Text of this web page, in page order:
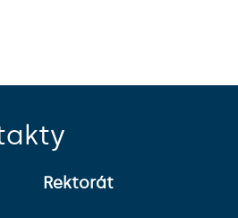
Rektorát